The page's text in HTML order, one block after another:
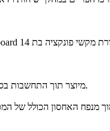
ה-iPad Air מיוצר תוך התחשבות בסביבה וכולל כ-30% חומרים ממוחזרים, ביניהם 100% אלומיניום ממוחזר בגוף המכשיר ו-100% קובלט ממוחזר בסוללה. האריזה מבוססת על 100% סיבים.
מנפח האחסון הכולל של